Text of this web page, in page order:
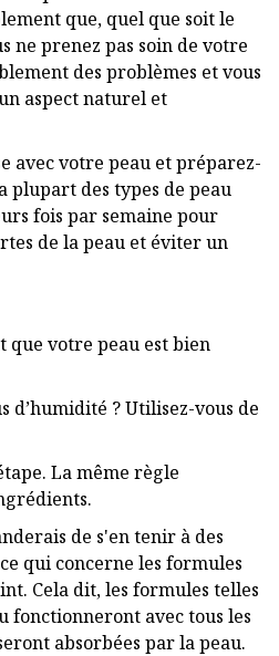
que, quel que soit le
ne prenez pas soin de votre
des problèmes et vous
aspect naturel et
avec votre peau et préparez-
plupart des types de peau
fois par semaine pour
de la peau et éviter un
que votre peau est bien
d’humidité ? Utilisez-vous de
La même règle
de s'en tenir à des
qui concerne les formules
Cela dit, les formules telles
fonctionneront avec tous les
absorbées par la peau.